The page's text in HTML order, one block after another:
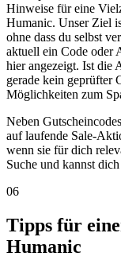
Hinweise für eine
Humanic. Unser Ziel
ohne dass du selbst
aktuell ein Code oder
hier angezeigt. Ist die
gerade kein geprüfter
Möglichkeiten zum
Neben
auf laufende Sale-
wenn sie für dich
Suche und kannst
06
Tipps für
Humanic